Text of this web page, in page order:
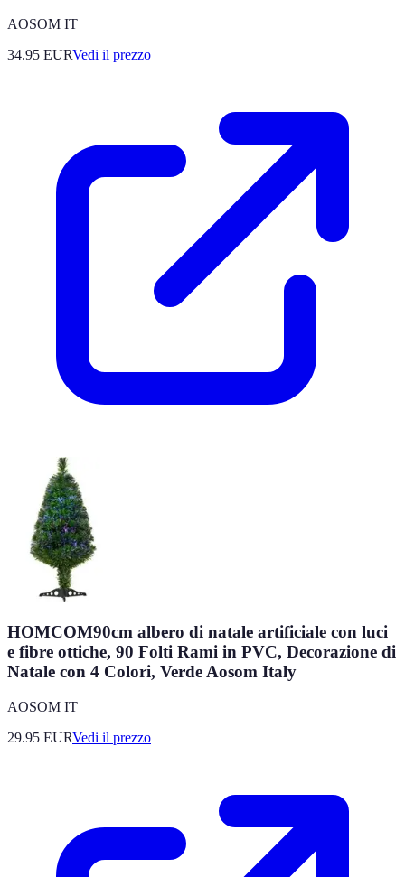
AOSOM IT
34.95 EURVedi il prezzo
HOMCOM90cm albero di natale artificiale con luci
e fibre ottiche, 90 Folti Rami in PVC, Decorazione di
Natale con 4 Colori, Verde Aosom Italy
AOSOM IT
29.95 EURVedi il prezzo